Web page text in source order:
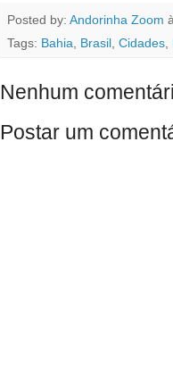
Posted by: Andorinha Zoom
Tags: Bahia, Brasil , Cidades,
Nenhum
Postar um